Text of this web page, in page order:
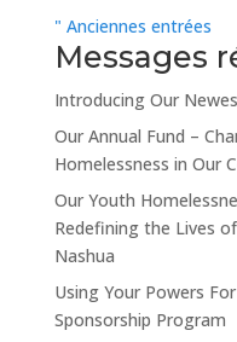
" Anciennes entrées
Messages
Introducing Our
Our Annual Fund –
Homelessness in Our
Our Youth
Redefining the Lives
Nashua
Using Your Powers
Sponsorship Program